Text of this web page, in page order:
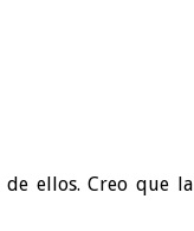
ellos. Creo que la